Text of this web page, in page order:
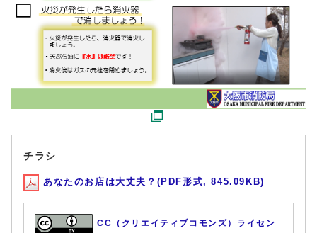
チラシ
あなたのお店は大丈夫？(PDF形式, 845.09KB)
CC（クリエイティブコモンズ）ライセン